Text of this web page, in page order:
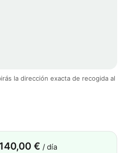
la dirección exacta de recogida al
140,00 € / día